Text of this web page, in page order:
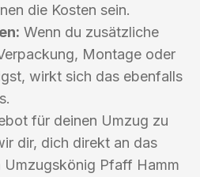
die Kosten sein.
Wenn du zusätzliche
Montage oder
wirkt sich das ebenfalls
für deinen Umzug zu
dir, dich direkt an das
Umzugskönig Pfaff Hamm